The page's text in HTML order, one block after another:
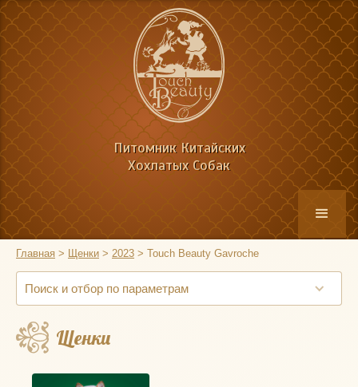
Питомник Китайских
Хохлатых Собак
Главная > Щенки > 2023 > Touch Beauty Gavroche
Поиск и отбор по параметрам
Щенки